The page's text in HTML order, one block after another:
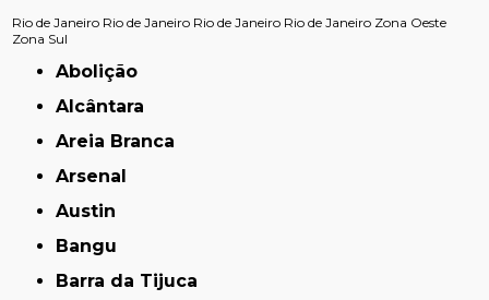
Rio de Janeiro Rio de Janeiro Rio de Janeiro Rio de Janeiro Zona Oeste
Zona Sul
Abolição
Alcântara
Areia Branca
Arsenal
Austin
Bangu
Barra da Tijuca